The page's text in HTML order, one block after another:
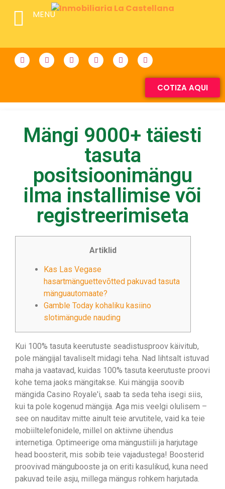
COTIZA AQUI
Mängi 9000+ täiesti
tasuta
positsioonimängu
ilma installimise või
registreerimiseta
Artiklid
Kas Las Vegase
hasartmänguettevõtted pakuvad tasuta
mänguautomaate?
Gamble Today kohaliku kasiino
slotimängude nauding
Kui 100% tasuta keerutuste seadistusproov käivitub,
pole mängijal tavaliselt midagi teha. Nad lihtsalt istuvad
maha ja vaatavad, kuidas 100% tasuta keerutuste proovi
kohe tema jaoks mängitakse. Kui mängija soovib
mängida Casino Royale'i, saab ta seda teha isegi siis,
kui ta pole kogenud mängija. Aga mis veelgi olulisem –
see on nauditav mitte ainult teie arvutitele, vaid ka teie
mobiiltelefonidele, millel on aktiivne ühendus
internetiga. Optimeerige oma mängustiili ja harjutage
head boosterit, mis sobib teie vajadustega! Boosterid
proovivad mängubooste ja on eriti kasulikud, kuna need
pakuvad teile asju, millega mängus rohkem harjutada.
MENU